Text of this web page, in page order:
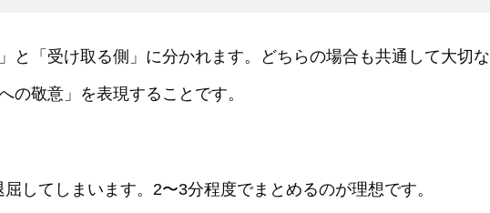
と「受け取る側」に分かれます。どちらの場合も共通して大切な
の敬意」を表現することです。
してしまいます。2〜3分程度でまとめるのが理想です。